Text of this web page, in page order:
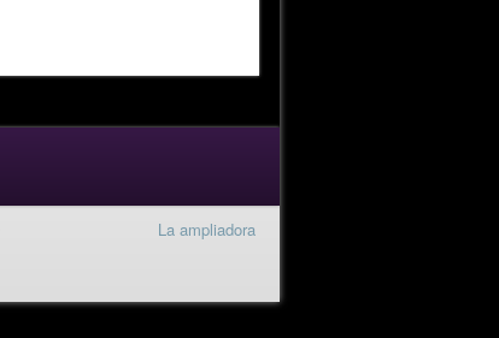
La ampliadora